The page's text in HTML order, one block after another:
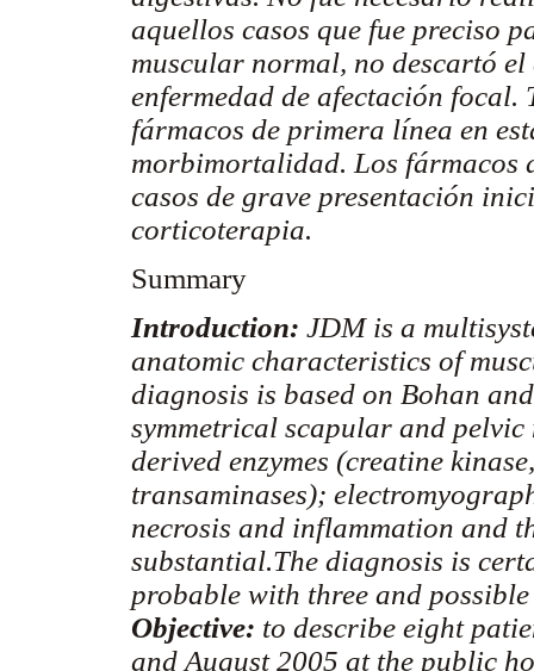
aquellos casos que fue preciso
muscular normal, no descartó
enfermedad de afectación
fármacos de primera línea en
morbimortalidad. Los fármacos
casos de grave presentación
corticoterapia.
Summary
Introduction: JDM is a
anatomic characteristics of
diagnosis is based on Bohan
symmetrical scapular and pelvic
derived enzymes (creatine
transaminases);
necrosis and inflammation and
substantial.The diagnosis is
probable with three and
Objective: to describe eight
and August 2005 at the public